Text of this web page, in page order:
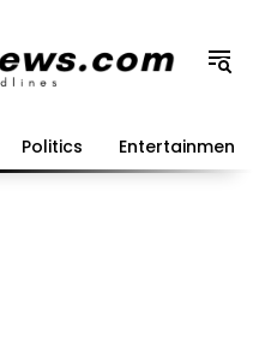
Politics Entertainment